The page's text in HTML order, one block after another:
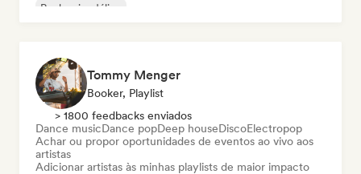
Rock psicodélico
Tommy Menger
Booker, Playlist
> 1800 feedbacks enviados
Dance musicDance popDeep houseDiscoElectropop
Achar ou propor oportunidades de eventos ao vivo aos
artistas
Adicionar artistas às minhas playlists de maior impacto